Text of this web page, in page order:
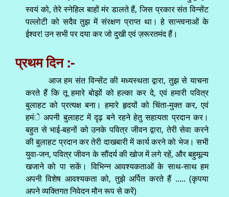
स्वयं को, तेरे स्नेहिल बाहों मंर डालते हैं, जिस प्रकार संत विन्सेंट
पल्लोटी को सदैव तुझ में संरक्षण प्राप्त था। हे सान्त्वनाओं के
ईश्वर! उन सभी पर दया कर जो दुखी एवं ज़रूरतमंद हैं।
प्रथम दिन :-
आज हम संत विन्सेंट की मध्यस्थता द्वारा, तुझ से याचना
करते हैं कि तू हमारे बोझों को हल्का कर दे, एवं हमारी पवित्र
बुलाहट को प्रत्यक्ष बना। हमारे हृदयों को चिंता-मुक्त कर, एवं
हमंे अपनी बुलाहट में दृढ़ बने रहने हेतु सहायता प्रदान कर।
बहुत से भाई-बहनों को उनके पवित्र जीवन द्वारा, तेरी सेवा करने
की बुलाहट प्रदान कर तेरी दाखबारी में कार्य करने को भेज। सभी
युवा-जन, पवित्र जीवन के सौंदर्य की खोज में लगे रहें, और बहुमूल्य
खजाने को पा सकें। विभिन्न आवश्यकताओं के साथ-साथ हम
अपनी विशेष आवश्यकता को, तुझे अर्पित करते हैं ..... (कृपया
अपने व्यक्तिगत निवेदन मौन रूप से करें)